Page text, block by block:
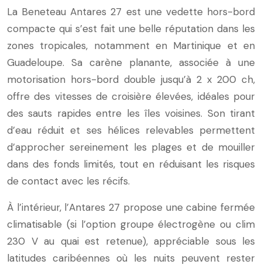
La Beneteau Antares 27 est une vedette hors-bord
compacte qui s’est fait une belle réputation dans les
zones tropicales, notamment en Martinique et en
Guadeloupe. Sa carène planante, associée à une
motorisation hors-bord double jusqu’à 2 x 200 ch,
offre des vitesses de croisière élevées, idéales pour
des sauts rapides entre les îles voisines. Son tirant
d’eau réduit et ses hélices relevables permettent
d’approcher sereinement les plages et de mouiller
dans des fonds limités, tout en réduisant les risques
de contact avec les récifs.
À l’intérieur, l’Antares 27 propose une cabine fermée
climatisable (si l’option groupe électrogène ou clim
230 V au quai est retenue), appréciable sous les
latitudes caribéennes où les nuits peuvent rester